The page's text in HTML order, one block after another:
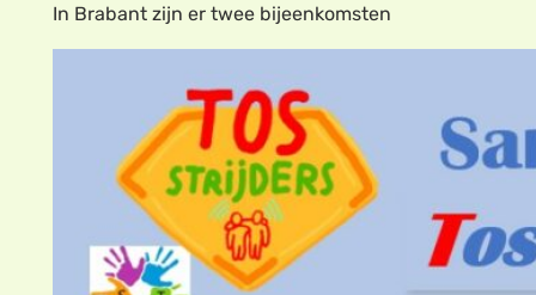
In Brabant zijn er twee bijeenkomsten